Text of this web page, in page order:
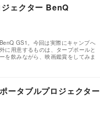
ェクター BenQ
GS1。今回は実際にキャンプへ
に用意するものは、タープポールと
を飲みながら、映画鑑賞をしてみま
ータブルプロジェクター